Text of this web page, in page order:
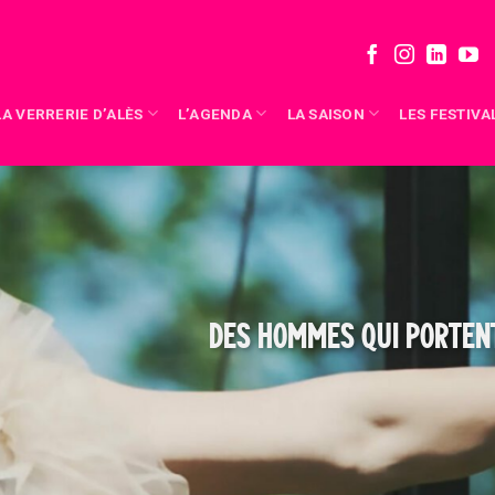
VERRERIE D’ALÈS L’AGENDA LA SAISON LES
DES HOMMES QUI